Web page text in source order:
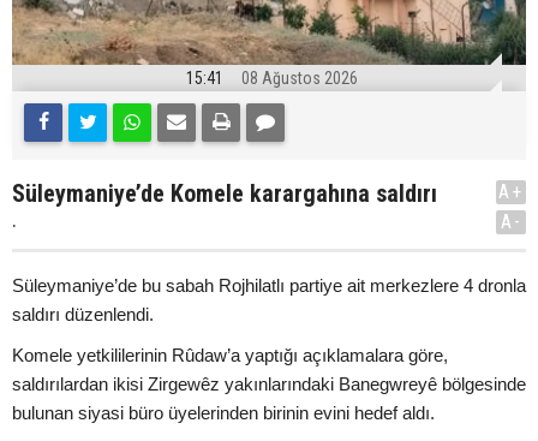
15:41 08 Ağustos 2026
Süleymaniye’de Komele karargahına saldırı
.
A+
A-
Süleymaniye’de bu sabah Rojhilatlı partiye ait merkezlere 4 dronla
saldırı düzenlendi.
Komele yetkililerinin Rûdaw’a yaptığı açıklamalara göre,
saldırılardan ikisi Zirgewêz yakınlarındaki Banegwreyê bölgesinde
bulunan siyasi büro üyelerinden birinin evini hedef aldı.